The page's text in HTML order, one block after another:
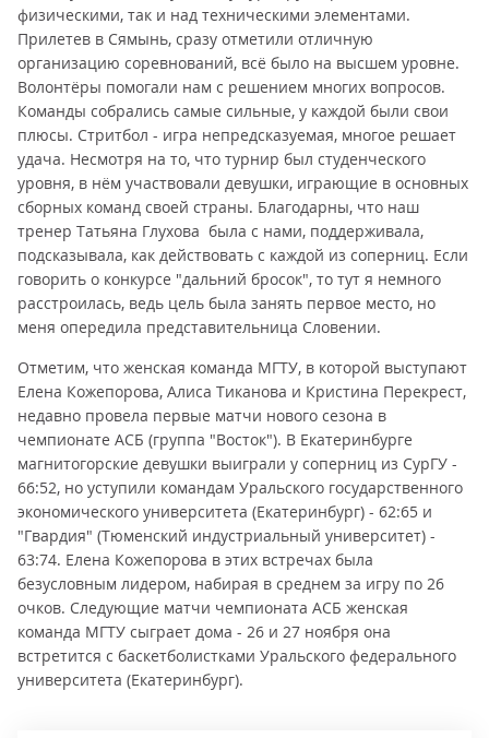
физическими, так и над техническими элементами.
Прилетев в Сямынь, сразу отметили отличную
организацию соревнований, всё было на высшем уровне.
Волонтёры помогали нам с решением многих вопросов.
Команды собрались самые сильные, у каждой были свои
плюсы. Стритбол - игра непредсказуемая, многое решает
удача. Несмотря на то, что турнир был студенческого
уровня, в нём участвовали девушки, играющие в основных
сборных команд своей страны. Благодарны, что наш
тренер Татьяна Глухова была с нами, поддерживала,
подсказывала, как действовать с каждой из соперниц. Если
говорить о конкурсе "дальний бросок", то тут я немного
расстроилась, ведь цель была занять первое место, но
меня опередила представительница Словении.
Отметим, что женская команда МГТУ, в которой выступают
Елена Кожепорова, Алиса Тиканова и Кристина Перекрест,
недавно провела первые матчи нового сезона в
чемпионате АСБ (группа "Восток"). В Екатеринбурге
магнитогорские девушки выиграли у соперниц из СурГУ -
66:52, но уступили командам Уральского государственного
экономического университета (Екатеринбург) - 62:65 и
"Гвардия" (Тюменский индустриальный университет) -
63:74. Елена Кожепорова в этих встречах была
безусловным лидером, набирая в среднем за игру по 26
очков. Следующие матчи чемпионата АСБ женская
команда МГТУ сыграет дома - 26 и 27 ноября она
встретится с баскетболистками Уральского федерального
университета (Екатеринбург).